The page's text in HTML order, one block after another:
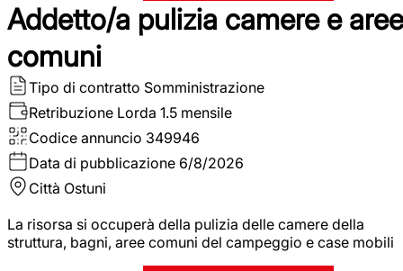
Addetto/a pulizia camere e aree
comuni
Tipo di contratto Somministrazione
Retribuzione Lorda 1.5 mensile
Codice annuncio 349946
Data di pubblicazione 6/8/2026
Città Ostuni
La risorsa si occuperà della pulizia delle camere della
struttura, bagni, aree comuni del campeggio e case mobili